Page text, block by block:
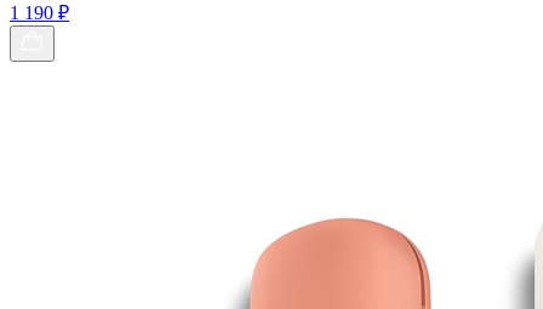
1 190 ₽